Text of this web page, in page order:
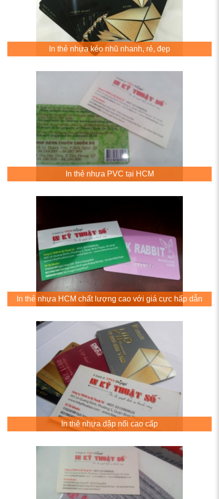
In thẻ nhựa kéo nhũ nhanh, rẻ, đẹp
In thẻ nhựa PVC tại HCM
In thẻ nhựa HCM chất lượng cao với giá cực hấp dẫn
In thẻ nhựa dập nổi cao cấp